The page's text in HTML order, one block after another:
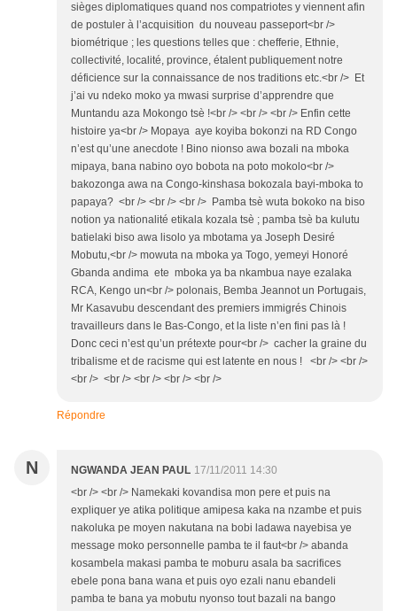
sièges diplomatiques quand nos compatriotes y viennent afin
de postuler à l’acquisition du nouveau passeport<br />
biométrique ; les questions telles que : chefferie, Ethnie,
collectivité, localité, province, étalent publiquement notre
déficience sur la connaissance de nos traditions etc.<br /> Et
j’ai vu ndeko moko ya mwasi surprise d’apprendre que
Muntandu aza Mokongo tsè !<br /> <br /> <br /> Enfin cette
histoire ya<br /> Mopaya aye koyiba bokonzi na RD Congo
n’est qu’une anecdote ! Bino nionso awa bozali na mboka
mipaya, bana nabino oyo bobota na poto mokolo<br />
bakozonga awa na Congo-kinshasa bokozala bayi-mboka to
papaya? <br /> <br /> <br /> Pamba tsè wuta bokoko na biso
notion ya nationalité etikala kozala tsè ; pamba tsè ba kulutu
batielaki biso awa lisolo ya mbotama ya Joseph Desiré
Mobutu,<br /> mowuta na mboka ya Togo, yemeyi Honoré
Gbanda andima ete mboka ya ba nkambua naye ezalaka
RCA, Kengo un<br /> polonais, Bemba Jeannot un Portugais,
Mr Kasavubu descendant des premiers immigrés Chinois
travailleurs dans le Bas-Congo, et la liste n’en fini pas là !
Donc ceci n’est qu’un prétexte pour<br /> cacher la graine du
tribalisme et de racisme qui est latente en nous ! <br /> <br />
<br /> <br /> <br /> <br /> <br />
Répondre
N NGWANDA JEAN PAUL 17/11/2011 14:30
<br /> <br /> Namekaki kovandisa mon pere et puis na
expliquer ye atika politique amipesa kaka na nzambe et puis
nakoluka pe moyen nakutana na bobi ladawa nayebisa ye
message moko personnelle pamba te il faut<br /> abanda
kosambela makasi pamba te moburu asala ba sacrifices
ebele pona bana wana et puis oyo ezali nanu ebandeli
pamba te bana ya mobutu nyonso tout bazali na bango